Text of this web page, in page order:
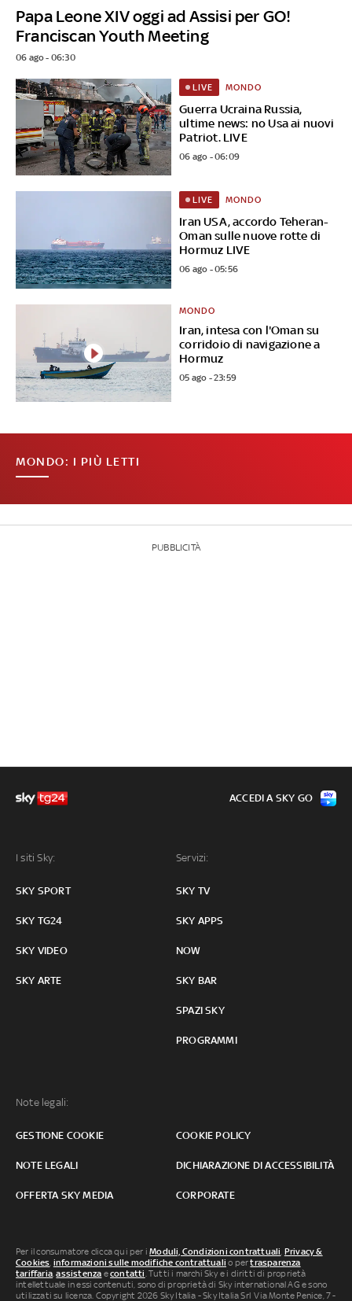
Papa Leone XIV oggi ad Assisi per GO!
Franciscan Youth Meeting
06 ago - 06:30
Guerra Ucraina Russia,
ultime news: no Usa ai nuovi
Patriot. LIVE
LIVE MONDO
06 ago - 06:09
Iran USA, accordo Teheran-
Oman sulle nuove rotte di
Hormuz LIVE
LIVE MONDO
06 ago - 05:56
Iran, intesa con l'Oman su
corridoio di navigazione a
Hormuz
MONDO
05 ago - 23:59
MONDO: I PIÙ LETTI
PUBBLICITÀ
I siti Sky:
SKY SPORT
SKY TG24
SKY VIDEO
SKY ARTE
Servizi:
SKY TV
SKY APPS
NOW
SKY BAR
SPAZI SKY
PROGRAMMI
Note legali:
GESTIONE COOKIE COOKIE POLICY
NOTE LEGALI DICHIARAZIONE DI ACCESSIBILITÀ
OFFERTA SKY MEDIA CORPORATE
ACCEDI A SKY GO
Per il consumatore clicca qui per iModuli, Condizioni contrattuali, Privacy &
Cookies, informazioni sulle modifiche contrattuali o pertrasparenza
tariffaria,assistenza econtatti. Tutti i marchi Sky e i diritti di proprietà
intellettuale in essi contenuti, sono di proprietà di Sky international AG e sono
utilizzati su licenza. Copyright 2026 Sky Italia - Sky Italia Srl Via Monte Penice, 7 -